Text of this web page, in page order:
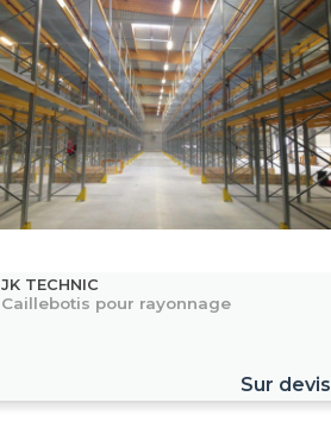
JK TECHNIC
Caillebotis pour rayonnage
Sur devis